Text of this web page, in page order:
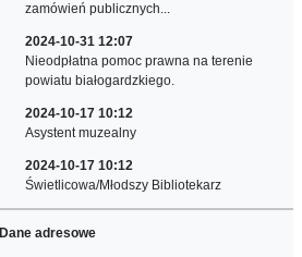
zamówień publicznych...
2024-10-31 12:07
Nieodpłatna pomoc prawna na terenie
powiatu białogardzkiego.
2024-10-17 10:12
Asystent muzealny
2024-10-17 10:12
Świetlicowa/Młodszy Bibliotekarz
Dane adresowe